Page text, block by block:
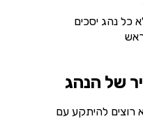
כל נהג יסכים
להיתקע עם